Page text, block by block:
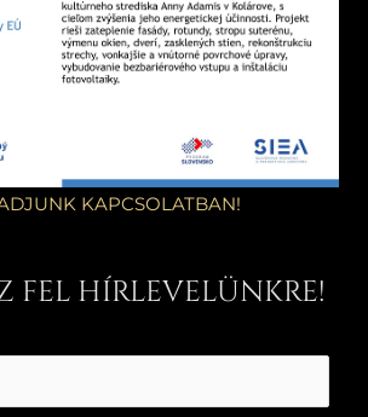
KAPCSOLATBAN!
FEL HÍRLEVELÜNKRE!